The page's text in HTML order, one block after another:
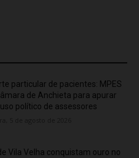
particular de pacientes: MPES
de Anchieta para apurar
político de assessores
Vila Velha conquistam ouro no